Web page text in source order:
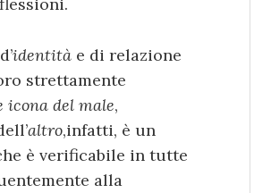
identità e di relazione
strettamente
icona del male,
altro,infatti, è un
è verificabile in tutte
alla